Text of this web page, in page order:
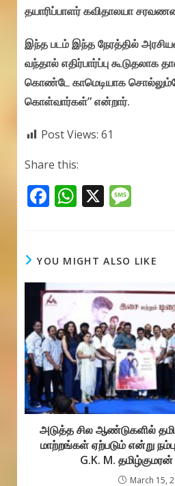
தயாரிப்பாளர் கவிதாலயா
இந்த படம் இந்த நேரத்தில்
வந்தால் எதிர்பார்ப்பு கூடுதலாக
கொண்டே காமெடியாக
கொள்வார்கள்” என்றார்.
Post Views: 61
Share this:
F
b
o
o
k
W
s
A
p
X M
a
g
e
YOU MIGHT ALSO LIKE
அடுத்த சில ஆண்டுகளில்
மாற்றங்கள் ஏற்படும் என்று
G.K. M.
March 15,